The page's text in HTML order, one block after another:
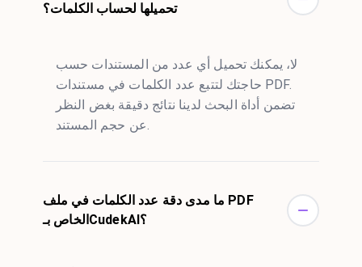
تحميلها لحساب الكلمات؟
لا، يمكنك تحميل أي عدد من المستندات حسب
حاجتك لتتبع عدد الكلمات في مستندات PDF.
تضمن أداة البحث لدينا نتائج دقيقة بغض النظر
عن حجم المستند.
ما مدى دقة عدد الكلمات في ملف PDF
الخاص بـCudekAI؟